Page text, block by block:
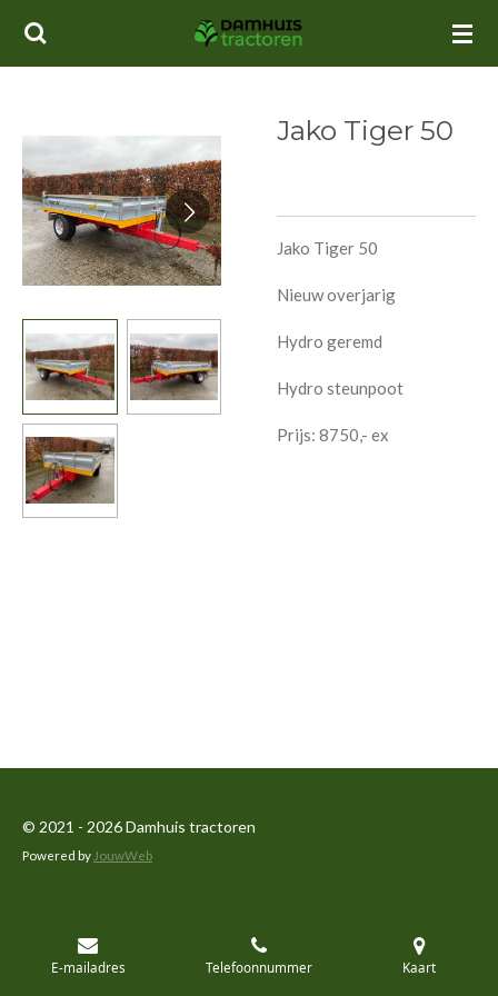
Ga
hoofdinhoud
Jako Tiger 50
Jako Tiger 50
Nieuw overjarig
Hydro geremd
Hydro steunpoot
Prijs: 8750,- ex
© 2021 - 2026 Damhuis tractoren
Powered by JouwWeb
E-mailadres Telefoonnummer Kaart